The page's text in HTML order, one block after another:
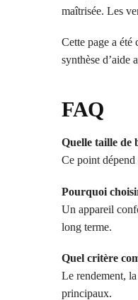
maîtrisée. Les
Cette page a
synthèse d’aide
FAQ
Quelle taille de
Ce point dépend
Pourquoi
Un appareil
long terme.
Quel critère
Le rendement,
principaux.